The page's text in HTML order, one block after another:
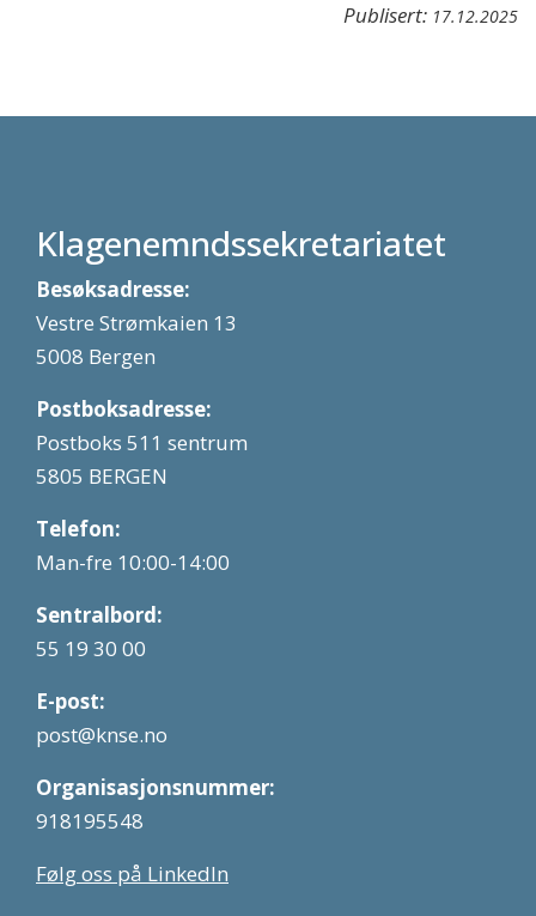
Publisert: 17.12.2025
Klagenemndssekretariatet
Besøksadresse:
Vestre Strømkaien 13
5008 Bergen
Postboksadresse:
Postboks 511 sentrum
5805 BERGEN
Telefon:
Man-fre 10:00-14:00
Sentralbord:
55 19 30 00
E-post:
post@knse.no
Organisasjonsnummer:
918195548
Følg oss på LinkedIn